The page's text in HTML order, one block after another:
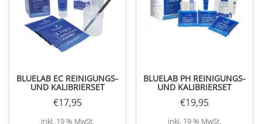
BLUELAB EC REINIGUNGS-
UND KALIBRIERSET
€17,95
inkl. 19 % MwSt.
BLUELAB PH REINIGUNGS-
UND KALIBRIERSET
€19,95
inkl. 19 % MwSt.